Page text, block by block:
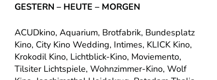
GESTERN – HEUTE – MORGEN
ACUDkino, Aquarium, Brotfabrik, Bundesplatz
Kino, City Kino Wedding, Intimes, KLICK Kino,
Krokodil Kino, Lichtblick-Kino, Moviemento,
Tilsiter Lichtspiele, Wohnzimmer-Kino, Wolf